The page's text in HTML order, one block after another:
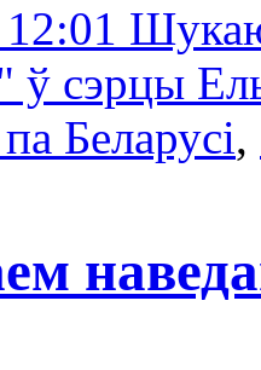
сэрцы
Беларусі,